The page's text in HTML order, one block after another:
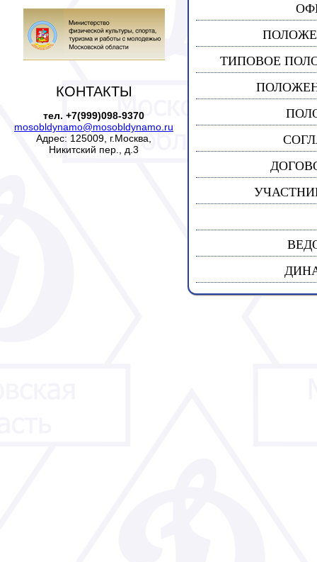
КОНТАКТЫ
тел. +7(999)098-9370
mosobldynamo@mosobldynamo.ru
Адрес: 125009, г.Москва,
Никитский пер., д.3
ТИПОВОЕ